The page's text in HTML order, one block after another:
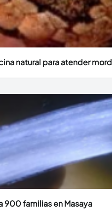
natural para atender
900 familias en Masaya